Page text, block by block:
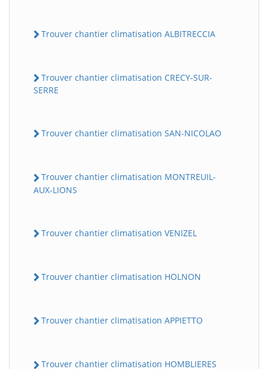
Trouver chantier climatisation ALBITRECCIA
Trouver chantier climatisation CRECY-SUR-
SERRE
Trouver chantier climatisation SAN-NICOLAO
Trouver chantier climatisation MONTREUIL-
AUX-LIONS
Trouver chantier climatisation VENIZEL
Trouver chantier climatisation HOLNON
Trouver chantier climatisation APPIETTO
Trouver chantier climatisation HOMBLIERES
BatiWebPro